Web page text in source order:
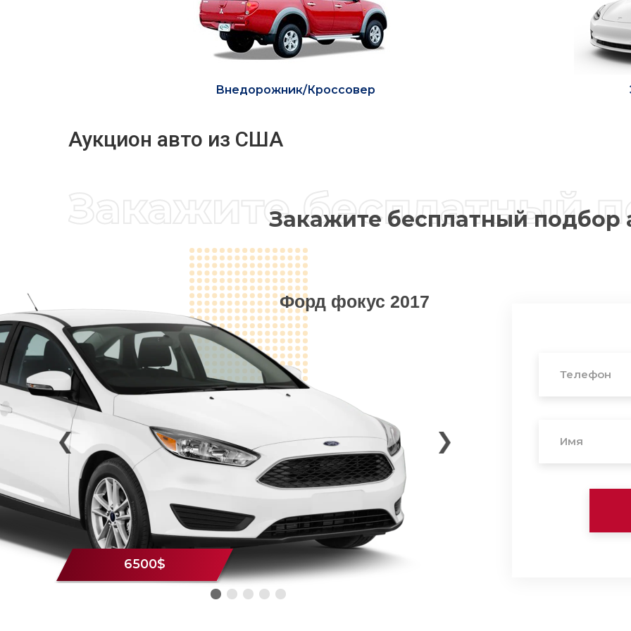
Внедорожник/Кроссовер
Аукцион авто из США
Закажите бесплатный подбор
Форд фокус 2017
6500$